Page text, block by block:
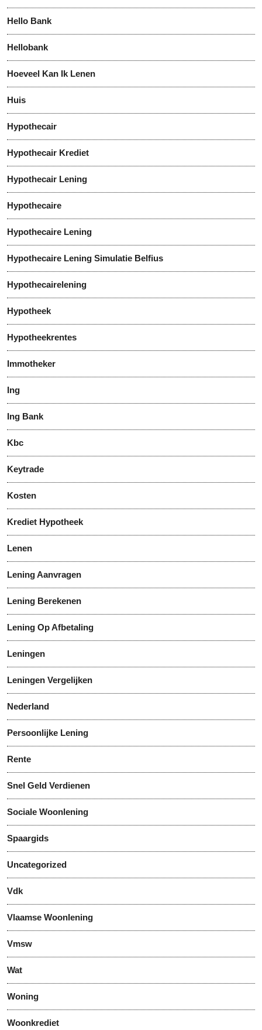
Hello Bank
Hellobank
Hoeveel Kan Ik Lenen
Huis
Hypothecair
Hypothecair Krediet
Hypothecair Lening
Hypothecaire
Hypothecaire Lening
Hypothecaire Lening Simulatie Belfius
Hypothecairelening
Hypotheek
Hypotheekrentes
Immotheker
Ing
Ing Bank
Kbc
Keytrade
Kosten
Krediet Hypotheek
Lenen
Lening Aanvragen
Lening Berekenen
Lening Op Afbetaling
Leningen
Leningen Vergelijken
Nederland
Persoonlijke Lening
Rente
Snel Geld Verdienen
Sociale Woonlening
Spaargids
Uncategorized
Vdk
Vlaamse Woonlening
Vmsw
Wat
Woning
Woonkrediet